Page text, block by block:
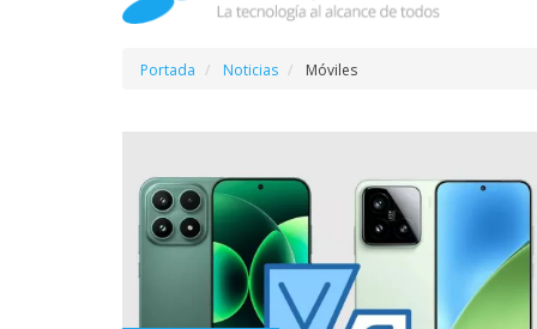
Portada Noticias Móviles